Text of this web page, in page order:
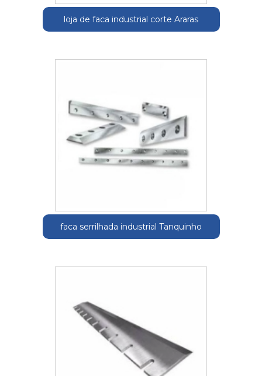
loja de faca industrial corte Araras
faca serrilhada industrial Tanquinho